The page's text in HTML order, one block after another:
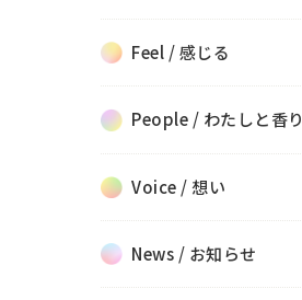
Feel / 感じる
People / わたしと香り
Voice / 想い
News / お知らせ